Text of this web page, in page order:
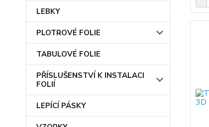
LEBKY
PLOTROVÉ FOLIE
TABULOVÉ FOLIE
PŘÍSLUŠENSTVÍ K INSTALACI
FOLIÍ
LEPÍCÍ PÁSKY